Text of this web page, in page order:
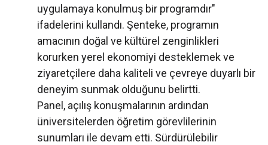
uygulamaya konulmuş bir programdır"
ifadelerini kullandı. Şenteke, programın
amacının doğal ve kültürel zenginlikleri
korurken yerel ekonomiyi desteklemek ve
ziyaretçilere daha kaliteli ve çevreye duyarlı bir
deneyim sunmak olduğunu belirtti.
Panel, açılış konuşmalarının ardından
üniversitelerden öğretim görevlilerinin
sunumları ile devam etti. Sürdürülebilir